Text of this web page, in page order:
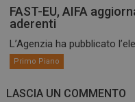
FAST-EU, AIFA
aderenti
L’Agenzia ha pubblicato
Primo Piano
LASCIA UN COMMENTO